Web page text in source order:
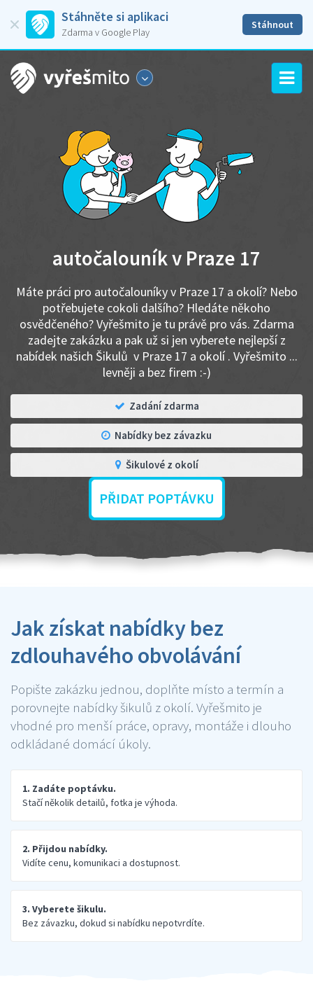
Stáhněte si aplikaci
Zdarma v Google Play
Stáhnout
autočalouník v Praze 17
Máte práci pro autočalouníky v Praze 17 a okolí? Nebo
potřebujete cokoli dalšího? Hledáte někoho
osvědčeného? Vyřešmito je tu právě pro vás. Zdarma
zadejte zakázku a pak už si jen vyberete nejlepší z
nabídek našich Šikulů v Praze 17 a okolí . Vyřešmito ...
levněji a bez firem :-)
Zadání zdarma
Nabídky bez závazku
Šikulové z okolí
PŘIDAT POPTÁVKU
Jak získat nabídky bez
zdlouhavého obvolávání
Popište zakázku jednou, doplňte místo a termín a
porovnejte nabídky šikulů z okolí. Vyřešmito je
vhodné pro menší práce, opravy, montáže i dlouho
odkládané domácí úkoly.
1. Zadáte poptávku.
Stačí několik detailů, fotka je výhoda.
2. Přijdou nabídky.
Vidíte cenu, komunikaci a dostupnost.
3. Vyberete šikulu.
Bez závazku, dokud si nabídku nepotvrdíte.